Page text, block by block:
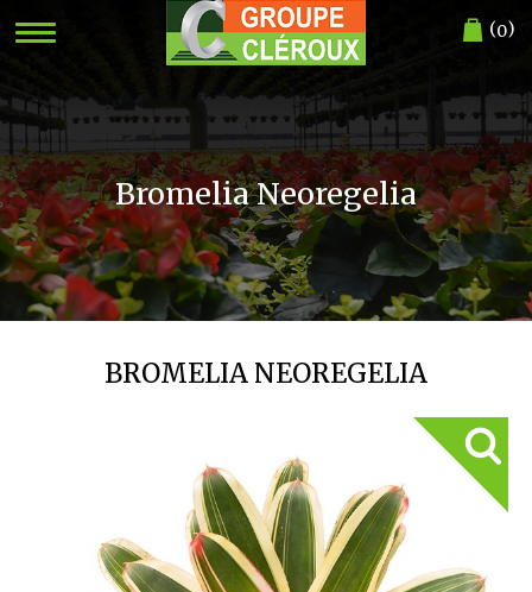
(0)
Bromelia Neoregelia
BROMELIA NEOREGELIA